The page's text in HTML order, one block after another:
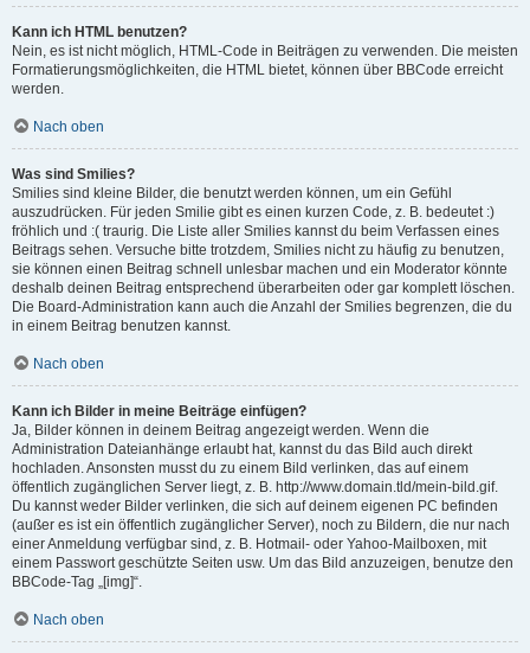
Kann ich HTML benutzen?
Nein, es ist nicht möglich, HTML-Code in Beiträgen zu verwenden. Die meisten
Formatierungsmöglichkeiten, die HTML bietet, können über BBCode erreicht
werden.
Nach oben
Was sind Smilies?
Smilies sind kleine Bilder, die benutzt werden können, um ein Gefühl
auszudrücken. Für jeden Smilie gibt es einen kurzen Code, z. B. bedeutet :)
fröhlich und :( traurig. Die Liste aller Smilies kannst du beim Verfassen eines
Beitrags sehen. Versuche bitte trotzdem, Smilies nicht zu häufig zu benutzen,
sie können einen Beitrag schnell unlesbar machen und ein Moderator könnte
deshalb deinen Beitrag entsprechend überarbeiten oder gar komplett löschen.
Die Board-Administration kann auch die Anzahl der Smilies begrenzen, die du
in einem Beitrag benutzen kannst.
Nach oben
Kann ich Bilder in meine Beiträge einfügen?
Ja, Bilder können in deinem Beitrag angezeigt werden. Wenn die
Administration Dateianhänge erlaubt hat, kannst du das Bild auch direkt
hochladen. Ansonsten musst du zu einem Bild verlinken, das auf einem
öffentlich zugänglichen Server liegt, z. B. http://www.domain.tld/mein-bild.gif.
Du kannst weder Bilder verlinken, die sich auf deinem eigenen PC befinden
(außer es ist ein öffentlich zugänglicher Server), noch zu Bildern, die nur nach
einer Anmeldung verfügbar sind, z. B. Hotmail- oder Yahoo-Mailboxen, mit
einem Passwort geschützte Seiten usw. Um das Bild anzuzeigen, benutze den
BBCode-Tag „[img]“.
Nach oben